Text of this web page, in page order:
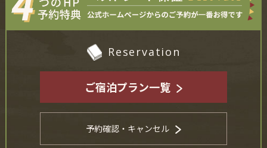
Reservation
ご宿泊プラン一覧
予約確認・キャンセル